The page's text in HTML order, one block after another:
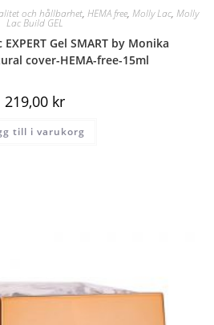
och hållbarhet, HEMA free, Molly Lac, Molly
Lac Build GEL
Gel SMART by Monika
cover-HEMA-free-15ml
219,00 kr
till i varukorg